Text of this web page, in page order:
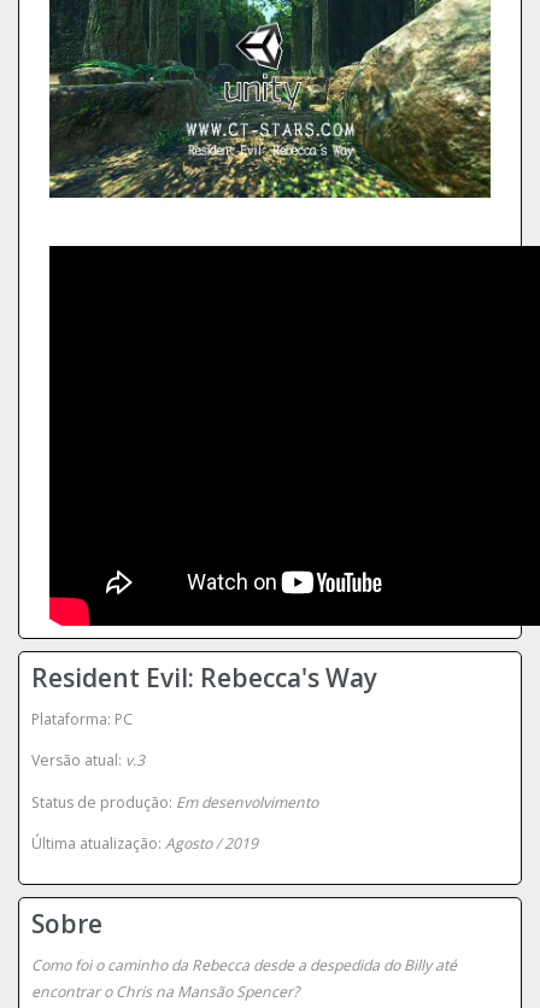
Resident Evil: Rebecca's Way
Plataforma: PC
Versão atual: v.3
Status de produção: Em desenvolvimento
Última atualização: Agosto / 2019
Sobre
Como foi o caminho da Rebecca desde a despedida do Billy até
encontrar o Chris na Mansão Spencer?